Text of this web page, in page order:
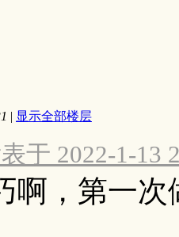
| 显示全部楼层
于 2022-1-13
啊，第一次